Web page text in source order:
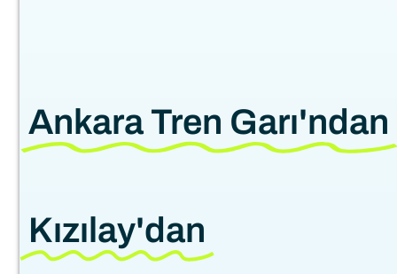
Ankara Tren Garı'ndan
Kızılay'dan